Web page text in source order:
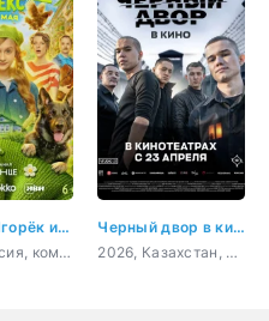
Оливка, Игорёк и Рекс
2026, Россия, комедия, семейный
Черный двор в кино
2026, Казахстан, Кыргызстан, драма, криминал